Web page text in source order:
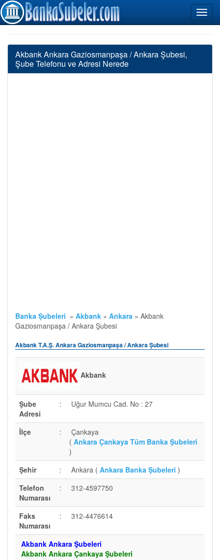
Akbank Ankara Gaziosmanpaşa / Ankara Şubesi,
Şube Telefonu ve Adresi Nerede
Banka Şubeleri » Akbank » Ankara » Akbank
Gaziosmanpaşa / Ankara Şubesi
Akbank T.A.Ş. Ankara Gaziosmanpaşa / Ankara Şubesi
Akbank
Şube
Adresi
: Uğur Mumcu Cad. No : 27
İlçe :
Çankaya
( Ankara Çankaya Tüm Banka Şubeleri
)
Şehir
: Ankara ( Ankara Banka Şubeleri )
Telefon
Numarası
: 312-4597750
Faks
Numarası
: 312-4476614
Akbank Ankara Şubeleri
Akbank Ankara Çankaya Şubeleri